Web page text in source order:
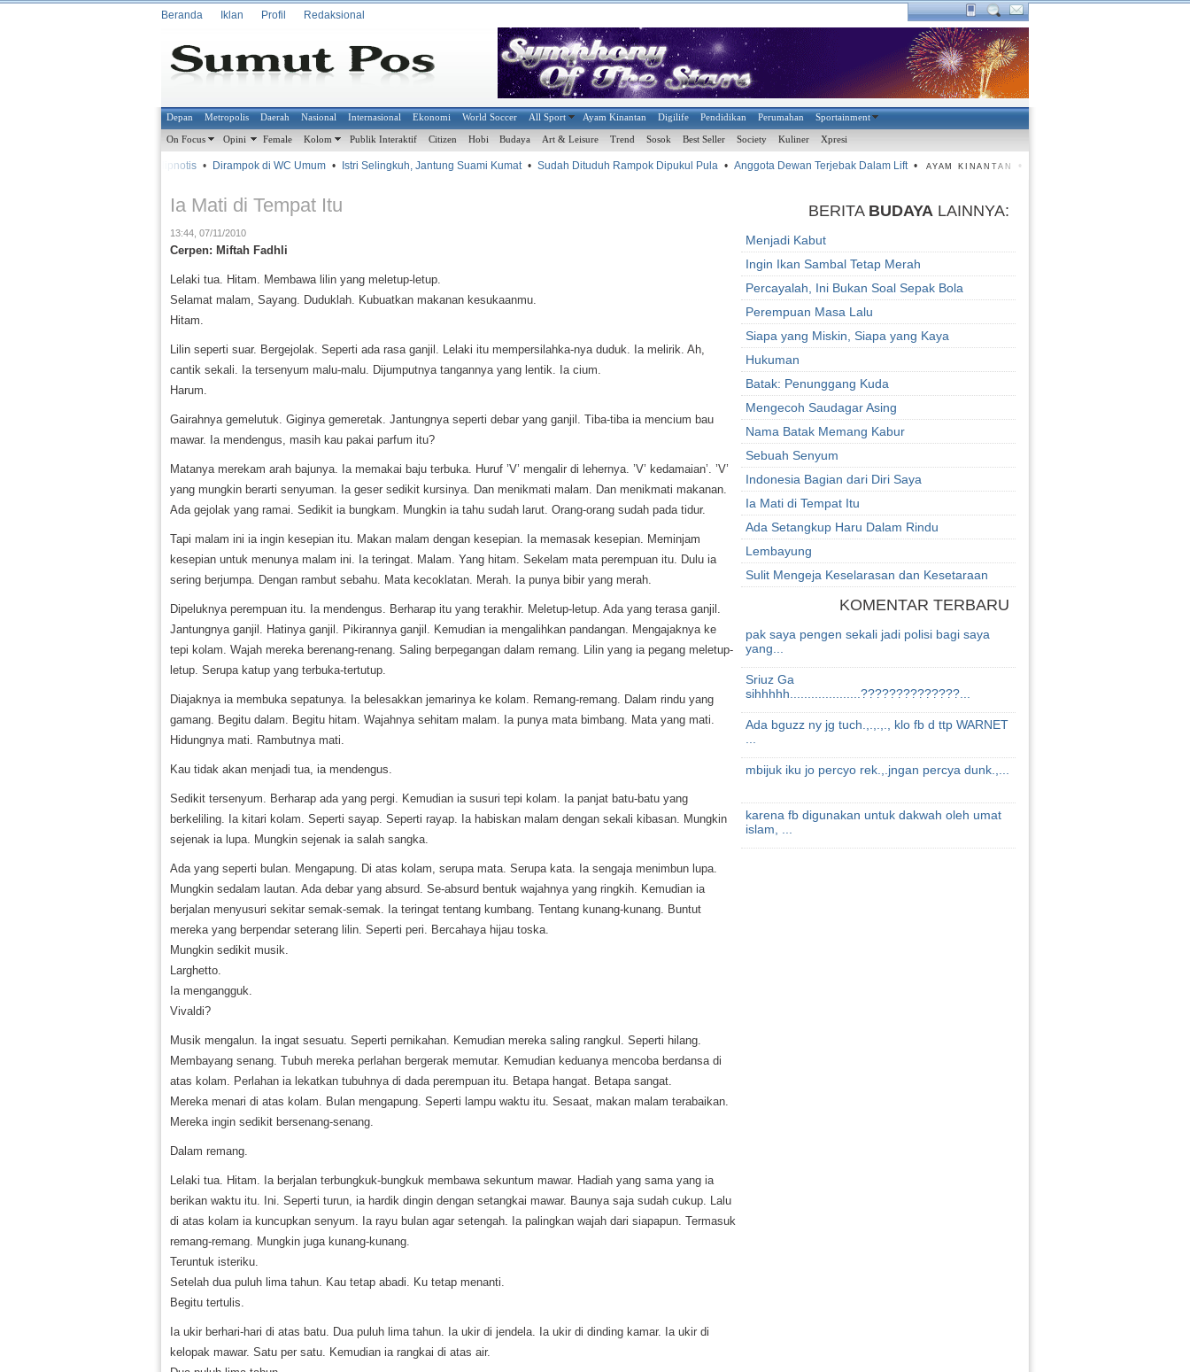
Beranda Iklan Profil Redaksional
Depan Metropolis Daerah Nasional Internasional Ekonomi World Soccer All Sport Ayam Kinantan Digilife Pendidikan Perumahan Sportainment
On Focus Opini Female Kolom Publik Interaktif Citizen Hobi Budaya Art & Leisure Trend Sosok Best Seller Society Kuliner Xpresi
Kena Hipnotis • Dirampok di WC Umum • Istri Selingkuh, Jantung Suami Kumat • Sudah Dituduh Rampok Dipukul Pula • Anggota Dewan Terjebak Dalam Lift • AYAM KINANTAN • Derbi Deli Sarat Gengsi
Ia Mati di Tempat Itu
13:44, 07/11/2010
Cerpen: Miftah Fadhli
Lelaki tua. Hitam. Membawa lilin yang meletup-letup.
Selamat malam, Sayang. Duduklah. Kubuatkan makanan kesukaanmu.
Hitam.
Lilin seperti suar. Bergejolak. Seperti ada rasa ganjil. Lelaki itu mempersilahka-nya duduk. Ia melirik. Ah,
cantik sekali. Ia tersenyum malu-malu. Dijumputnya tangannya yang lentik. Ia cium.
Harum.
Gairahnya gemelutuk. Giginya gemeretak. Jantungnya seperti debar yang ganjil. Tiba-tiba ia mencium bau
mawar. Ia mendengus, masih kau pakai parfum itu?
Matanya merekam arah bajunya. Ia memakai baju terbuka. Huruf ’V’ mengalir di lehernya. ’V’ kedamaian’. ’V’
yang mungkin berarti senyuman. Ia geser sedikit kursinya. Dan menikmati malam. Dan menikmati makanan.
Ada gejolak yang ramai. Sedikit ia bungkam. Mungkin ia tahu sudah larut. Orang-orang sudah pada tidur.
Tapi malam ini ia ingin kesepian itu. Makan malam dengan kesepian. Ia memasak kesepian. Meminjam
kesepian untuk menunya malam ini. Ia teringat. Malam. Yang hitam. Sekelam mata perempuan itu. Dulu ia
sering berjumpa. Dengan rambut sebahu. Mata kecoklatan. Merah. Ia punya bibir yang merah.
Dipeluknya perempuan itu. Ia mendengus. Berharap itu yang terakhir. Meletup-letup. Ada yang terasa ganjil.
Jantungnya ganjil. Hatinya ganjil. Pikirannya ganjil. Kemudian ia mengalihkan pandangan. Mengajaknya ke
tepi kolam. Wajah mereka berenang-renang. Saling berpegangan dalam remang. Lilin yang ia pegang meletup-
letup. Serupa katup yang terbuka-tertutup.
Diajaknya ia membuka sepatunya. Ia belesakkan jemarinya ke kolam. Remang-remang. Dalam rindu yang
gamang. Begitu dalam. Begitu hitam. Wajahnya sehitam malam. Ia punya mata bimbang. Mata yang mati.
Hidungnya mati. Rambutnya mati.
Kau tidak akan menjadi tua, ia mendengus.
Sedikit tersenyum. Berharap ada yang pergi. Kemudian ia susuri tepi kolam. Ia panjat batu-batu yang
berkeliling. Ia kitari kolam. Seperti sayap. Seperti rayap. Ia habiskan malam dengan sekali kibasan. Mungkin
sejenak ia lupa. Mungkin sejenak ia salah sangka.
Ada yang seperti bulan. Mengapung. Di atas kolam, serupa mata. Serupa kata. Ia sengaja menimbun lupa.
Mungkin sedalam lautan. Ada debar yang absurd. Se-absurd bentuk wajahnya yang ringkih. Kemudian ia
berjalan menyusuri sekitar semak-semak. Ia teringat tentang kumbang. Tentang kunang-kunang. Buntut
mereka yang berpendar seterang lilin. Seperti peri. Bercahaya hijau toska.
Mungkin sedikit musik.
Larghetto.
Ia mengangguk.
Vivaldi?
Musik mengalun. Ia ingat sesuatu. Seperti pernikahan. Kemudian mereka saling rangkul. Seperti hilang.
Membayang senang. Tubuh mereka perlahan bergerak memutar. Kemudian keduanya mencoba berdansa di
atas kolam. Perlahan ia lekatkan tubuhnya di dada perempuan itu. Betapa hangat. Betapa sangat.
Mereka menari di atas kolam. Bulan mengapung. Seperti lampu waktu itu. Sesaat, makan malam terabaikan.
Mereka ingin sedikit bersenang-senang.
Dalam remang.
Lelaki tua. Hitam. Ia berjalan terbungkuk-bungkuk membawa sekuntum mawar. Hadiah yang sama yang ia
berikan waktu itu. Ini. Seperti turun, ia hardik dingin dengan setangkai mawar. Baunya saja sudah cukup. Lalu
di atas kolam ia kuncupkan senyum. Ia rayu bulan agar setengah. Ia palingkan wajah dari siapapun. Termasuk
remang-remang. Mungkin juga kunang-kunang.
Teruntuk isteriku.
Setelah dua puluh lima tahun. Kau tetap abadi. Ku tetap menanti.
Begitu tertulis.
Ia ukir berhari-hari di atas batu. Dua puluh lima tahun. Ia ukir di jendela. Ia ukir di dinding kamar. Ia ukir di
kelopak mawar. Satu per satu. Kemudian ia rangkai di atas air.
BERITA BUDAYA LAINNYA:
Menjadi Kabut
Ingin Ikan Sambal Tetap Merah
Percayalah, Ini Bukan Soal Sepak Bola
Perempuan Masa Lalu
Siapa yang Miskin, Siapa yang Kaya
Hukuman
Batak: Penunggang Kuda
Mengecoh Saudagar Asing
Nama Batak Memang Kabur
Sebuah Senyum
Indonesia Bagian dari Diri Saya
Ia Mati di Tempat Itu
Ada Setangkup Haru Dalam Rindu
Lembayung
Sulit Mengeja Keselarasan dan Kesetaraan
KOMENTAR TERBARU
pak saya pengen sekali jadi polisi bagi saya
yang...
Sriuz Ga
sihhhhh....................??????????????...
Ada bguzz ny jg tuch.,.,.,., klo fb d ttp WARNET
mbijuk iku jo percyo rek.,.jngan percya dunk.,...
karena fb digunakan untuk dakwah oleh umat
islam, ...